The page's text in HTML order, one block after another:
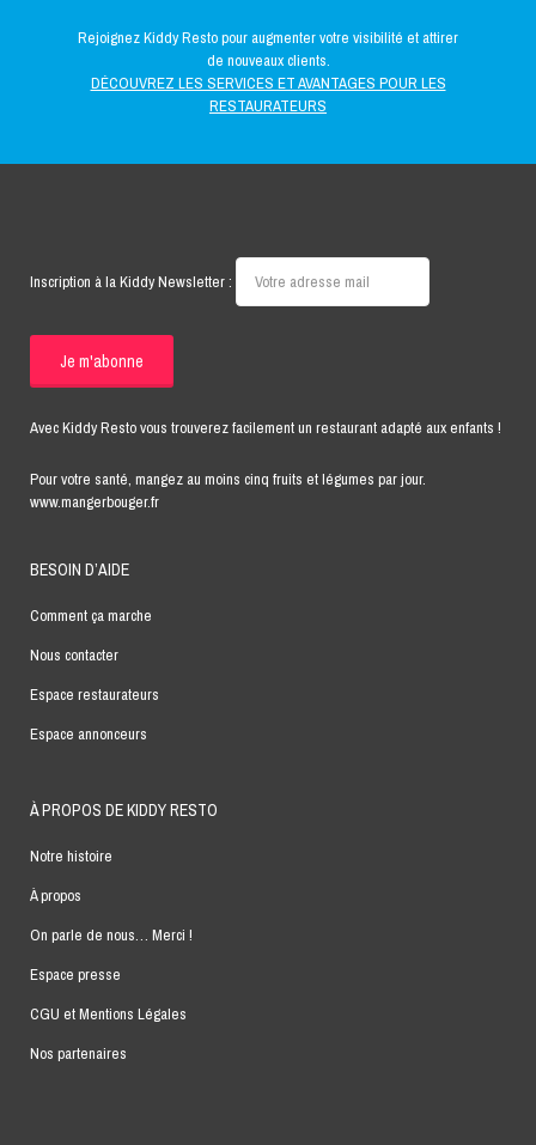
Rejoignez Kiddy Resto pour augmenter votre visibilité et attirer
de nouveaux clients.
DÉCOUVREZ LES SERVICES ET AVANTAGES POUR LES
RESTAURATEURS
Inscription à la Kiddy Newsletter :
Avec Kiddy Resto vous trouverez facilement un restaurant adapté aux enfants !
Pour votre santé, mangez au moins cinq fruits et légumes par jour.
www.mangerbouger.fr
BESOIN D’AIDE
Comment ça marche
Nous contacter
Espace restaurateurs
Espace annonceurs
À PROPOS DE KIDDY RESTO
Notre histoire
À propos
On parle de nous… Merci !
Espace presse
CGU et Mentions Légales
Nos partenaires